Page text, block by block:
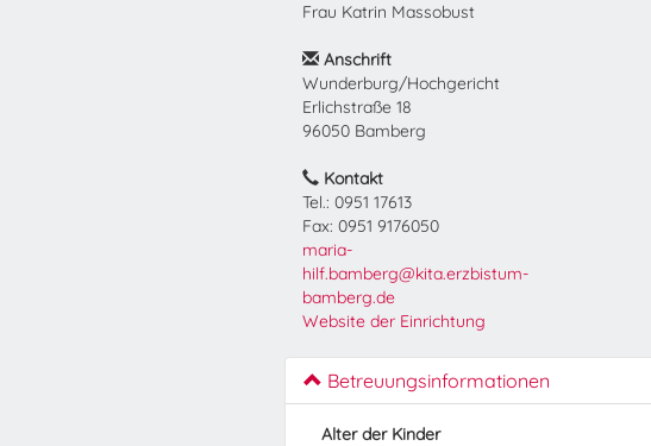
Frau Katrin Massobust
Anschrift
Wunderburg/Hochgericht
Erlichstraße 18
96050 Bamberg
Kontakt
Tel.: 0951 17613
Fax: 0951 9176050
maria-
hilf.bamberg@kita.erzbistum-
bamberg.de
Website der Einrichtung
Betreuungsinformationen
Alter der Kinder